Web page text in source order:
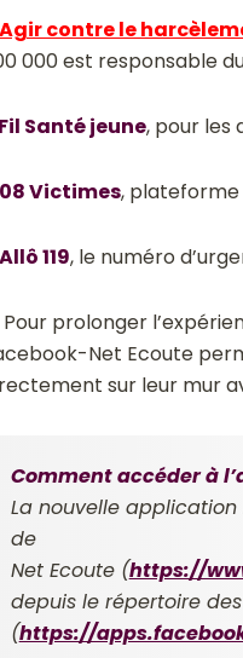
Agir contre le
000 est responsable
Fil Santé jeune, pour les
08 Victimes, plateforme
Allô 119, le numéro
prolonger
Net Ecoute
sur leur mur
Comment accéder à
La nouvelle
de
Net Ecoute (https://
depuis le répertoire
(https://